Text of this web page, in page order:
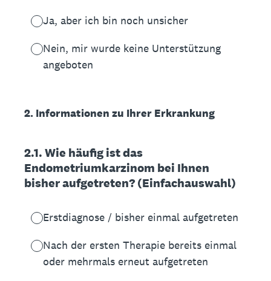
Ja, aber ich bin noch unsicher
Nein, mir wurde keine Unterstützung
angeboten
2. Informationen zu Ihrer Erkrankung
2.1. Wie häufig ist das
Endometriumkarzinom bei Ihnen
bisher aufgetreten? (Einfachauswahl)
Erstdiagnose / bisher einmal aufgetreten
Nach der ersten Therapie bereits einmal
oder mehrmals erneut aufgetreten